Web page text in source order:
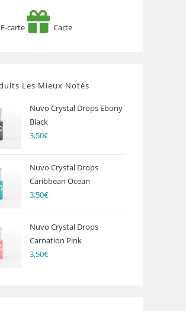
E-carte Carte
Les Mieux Notés
Nuvo Crystal Drops Ebony
Black
3,50€
Nuvo Crystal Drops
Caribbean Ocean
3,50€
Nuvo Crystal Drops
Carnation Pink
3,50€